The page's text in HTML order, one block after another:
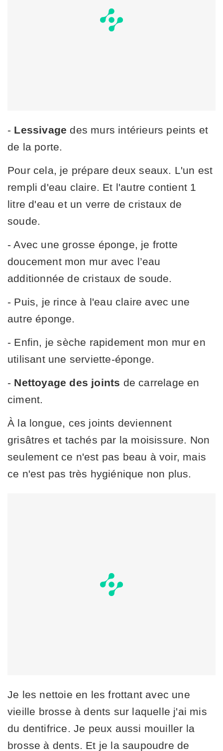
- Lessivage des murs intérieurs peints et
de la porte.
Pour cela, je prépare deux seaux. L'un est
rempli d'eau claire. Et l'autre contient 1
litre d'eau et un verre de cristaux de
soude.
- Avec une grosse éponge, je frotte
doucement mon mur avec l’eau
additionnée de cristaux de soude.
- Puis, je rince à l'eau claire avec une
autre éponge.
- Enfin, je sèche rapidement mon mur en
utilisant une serviette-éponge.
- Nettoyage des joints de carrelage en
ciment.
À la longue, ces joints deviennent
grisâtres et tachés par la moisissure. Non
seulement ce n'est pas beau à voir, mais
ce n'est pas très hygiénique non plus.
Je les nettoie en les frottant avec une
vieille brosse à dents sur laquelle j'ai mis
du dentifrice. Je peux aussi mouiller la
brosse à dents. Et je la saupoudre de